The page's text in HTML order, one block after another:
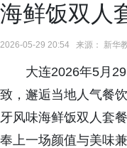
海鲜饭双人
2026-05-29 20:54 来源： 新华
大连2026年5月
致，邂逅当地人气餐
牙风味海鲜饭双人套
奉上一场颜值与美味